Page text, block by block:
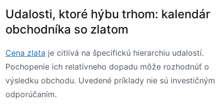
Udalosti, ktoré hýbu trhom: kalendár
obchodníka so zlatom
Cena zlata je citlivá na špecifickú hierarchiu udalostí.
Pochopenie ich relatívneho dopadu môže rozhodnúť o
výsledku obchodu. Uvedené príklady nie sú investičným
odporúčaním.